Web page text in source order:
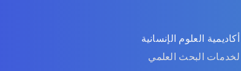
أكاديمية العلوم الإنسانية
لخدمات البحث العلمي